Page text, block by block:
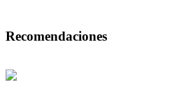
Recomendaciones